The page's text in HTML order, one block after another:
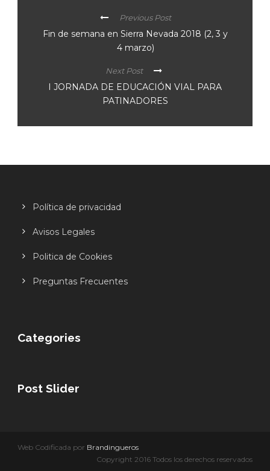
Previous Post
Fin de semana en Sierra Nevada 2018 (2, 3 y
4 marzo)
Next Post
I JORNADA DE EDUCACIÓN VIAL PARA
PATINADORES
Política de privacidad
Avisos Legales
Politica de Cookies
Preguntas Frecuentes
Categories
Post Slider
Web Codificada por Brandingueros
Copyright 2016 Todos los derechos reservados